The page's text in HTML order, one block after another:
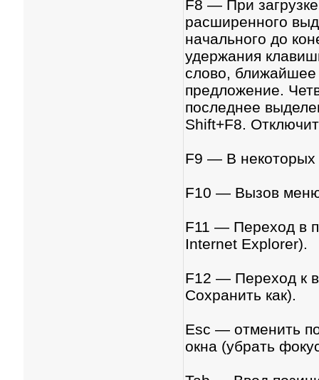
F8 — При
расширенного
начального до
удержания
слово, ближайшее
предложение.
последнее
Shift+F8.
F9 — В некоторых
F10 — Вызов
F11 — Переход в
Internet Explorer).
F12 — Переход к
Сохранить как).
Esc — отменить
окна (убрать